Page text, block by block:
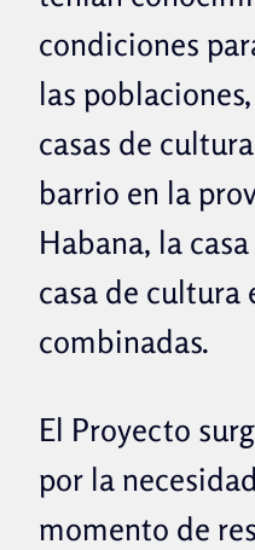
condiciones
las
casas de
barrio en la
Habana, la
casa de cultura
combinadas.
El Proyecto
por la
momento de